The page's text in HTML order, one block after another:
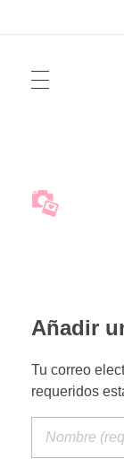
SERVICIOS
FOTOGRAFÍA
PORTFOLIO
Añadir
Tu correo
requeridos